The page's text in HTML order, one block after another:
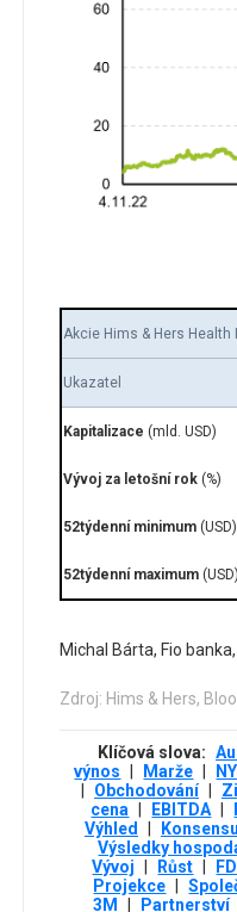
Akcie Hims & Hers Health
Ukazatel
Kapitalizace (mld. USD)
Vývoj za letošní rok (%)
52týdenní minimum (USD)
52týdenní maximum (USD)
Michal Bárta, Fio banka,
Zdroj: Hims & Hers,
Klíčová slova:
výnos
Marže
Obchodování
cena
EBITDA
Výhled
Výsledky
Vývoj
Růst
Projekce
3М
Partnerství